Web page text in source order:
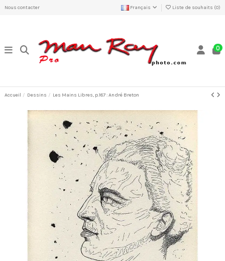
Nous contacter Français Liste de souhaits (0)
0
Accueil Dessins Les Mains Libres, p.187 : André Breton